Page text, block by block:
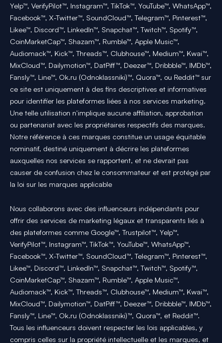
Yelp™, VerifyPilot™, Instagram™, TikTok™, YouTube™, WhatsApp™,
Facebook™, X-Twitter™, SoundCloud™, Telegram™, Pinterest™,
Likee™, Discord™, LinkedIn™, Snapchat™, Twitch™, Spotify™,
CoinMarketCap™, Shazam™, Rumble™, Apple Music™,
Audiomack™, Kick™, Threads™, Clubhouse™, Medium™, Kwai™,
MixCloud™, Dailymotion™, DatPiff™, Deezer™, Dribbble™, IMDb™,
Fansly™, Line™, Ok.ru (Odnoklassniki)™, Quora™, ou Reddit™ sur
ce site est uniquement à des fins descriptives et informatives
pour identifier les plateformes liées à nos services marketing.
Une telle utilisation n'implique aucune affiliation, approbation
ou partenariat avec les propriétaires respectifs des marques.
Notre référence à ces marques constitue un usage équitable
nominatif, destiné uniquement à décrire les plateformes
auxquelles nos services se rapportent, et ne devrait pas
causer de confusion chez le consommateur et est protégé par
la loi sur les marques applicable
Nous collaborons avec des influenceurs indépendants pour
offrir des services de marketing légaux et transparents liés à
des plateformes comme Google™, Trustpilot™, Yelp™,
VerifyPilot™, Instagram™, TikTok™, YouTube™, WhatsApp™,
Facebook™, X-Twitter™, SoundCloud™, Telegram™, Pinterest™,
Likee™, Discord™, LinkedIn™, Snapchat™, Twitch™, Spotify™,
CoinMarketCap™, Shazam™, Rumble™, Apple Music™,
Audiomack™, Kick™, Threads™, Clubhouse™, Medium™, Kwai™,
MixCloud™, Dailymotion™, DatPiff™, Deezer™, Dribbble™, IMDb™,
Fansly™, Line™, Ok.ru (Odnoklassniki)™, Quora™, et Reddit™.
Tous les influenceurs doivent respecter les lois applicables, y
compris celles sur la propriété intellectuelle et les marques, et